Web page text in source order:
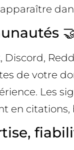
Discord,
de votre
Les
en